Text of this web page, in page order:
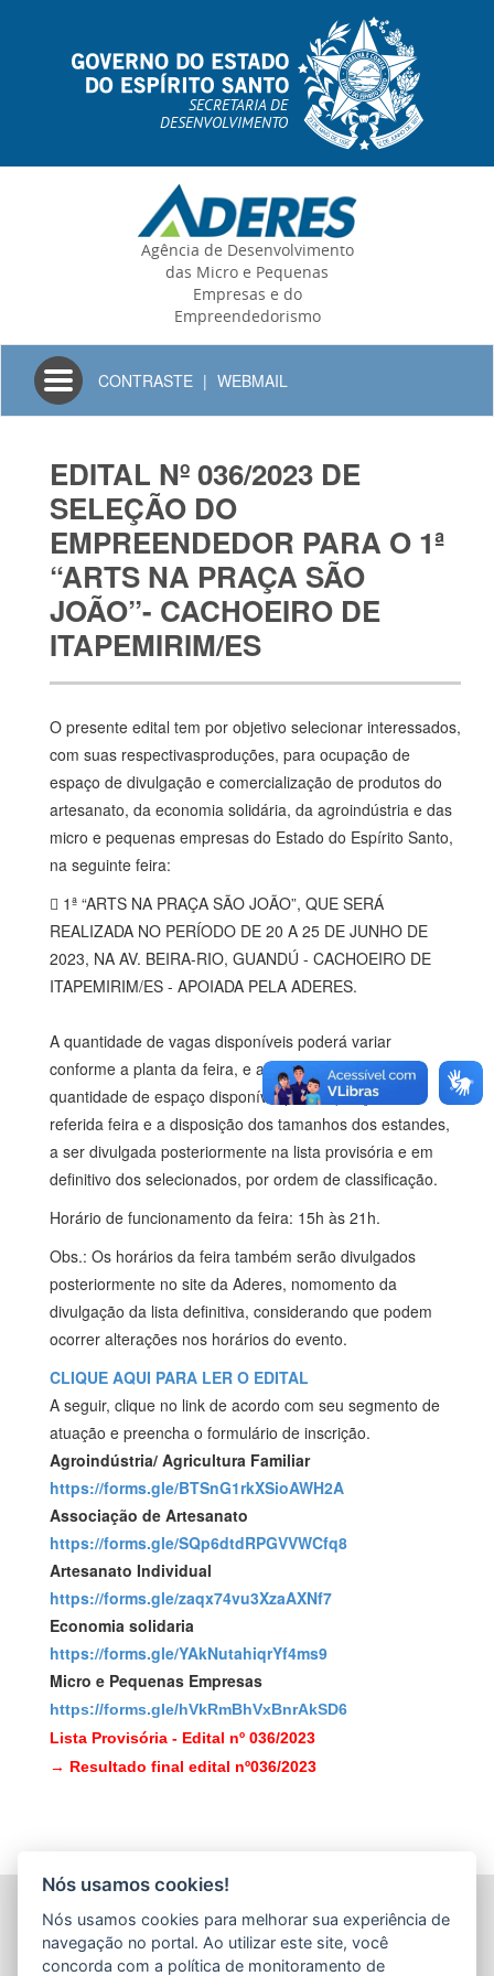
SECRETARIA DE
DESENVOLVIMENTO
Agência de Desenvolvimento
das Micro e Pequenas
Empresas e do
Empreendedorismo
Toggle
navigation
CONTRASTE | WEBMAIL
EDITAL Nº 036/2023 DE
SELEÇÃO DO
EMPREENDEDOR PARA O 1ª
“ARTS NA PRAÇA SÃO
JOÃO”- CACHOEIRO DE
ITAPEMIRIM/ES
O presente edital tem por objetivo selecionar interessados,
com suas respectivasproduções, para ocupação de
espaço de divulgação e comercialização de produtos do
artesanato, da economia solidária, da agroindústria e das
micro e pequenas empresas do Estado do Espírito Santo,
na seguinte feira:
 1ª “ARTS NA PRAÇA SÃO JOÃO”, QUE SERÁ
REALIZADA NO PERÍODO DE 20 A 25 DE JUNHO DE
2023, NA AV. BEIRA-RIO, GUANDÚ - CACHOEIRO DE
ITAPEMIRIM/ES - APOIADA PELA ADERES.
A quantidade de vagas disponíveis poderá variar
conforme a planta da feira, e ainda de acordo com a
quantidade de espaço disponível para aquisição na
referida feira e a disposição dos tamanhos dos estandes,
a ser divulgada posteriormente na lista provisória e em
definitivo dos selecionados, por ordem de classificação.
Horário de funcionamento da feira: 15h às 21h.
Obs.: Os horários da feira também serão divulgados
posteriormente no site da Aderes, nomomento da
divulgação da lista definitiva, considerando que podem
ocorrer alterações nos horários do evento.
CLIQUE AQUI PARA LER O EDITAL
A seguir, clique no link de acordo com seu segmento de
atuação e preencha o formulário de inscrição.
Agroindústria/ Agricultura Familiar
https://forms.gle/BTSnG1rkXSioAWH2A
Associação de Artesanato
https://forms.gle/SQp6dtdRPGVVWCfq8
Artesanato Individual
https://forms.gle/zaqx74vu3XzaAXNf7
Economia solidaria
https://forms.gle/YAkNutahiqrYf4ms9
Micro e Pequenas Empresas
https://forms.gle/hVkRmBhVxBnrAkSD6
Lista Provisória - Edital nº 036/2023
→ Resultado final edital nº036/2023
AGÊNCIA DE DESENVOLVIMENTO DAS MICRO E
PEQUENAS EMPRESAS E DO EMPREENDEDORISMO
(ADERES)
Nós usamos cookies!
Nós usamos cookies para melhorar sua experiência de
navegação no portal. Ao utilizar este site, você
concorda com a política de monitoramento de